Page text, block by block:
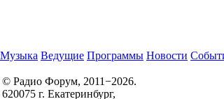
Музыка Ведущие Программы Новости
© Радио Форум, 2011−2026.
620075 г. Екатеринбург,